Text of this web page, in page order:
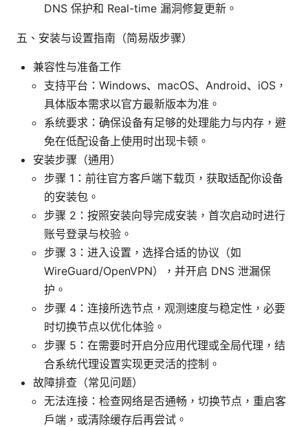
DNS 保护和 Real-time 漏洞修复更新。
五、安装与设置指南（简易版步骤）
兼容性与准备工作
支持平台：Windows、macOS、Android、iOS，
具体版本需求以官方最新版本为准。
系统要求：确保设备有足够的处理能力与内存，避
免在低配设备上使用时出现卡顿。
安装步骤（通用）
步骤 1：前往官方客户端下载页，获取适配你设备
的安装包。
步骤 2：按照安装向导完成安装，首次启动时进行
账号登录与校验。
步骤 3：进入设置，选择合适的协议（如
WireGuard/OpenVPN），并开启 DNS 泄漏保
护。
步骤 4：连接所选节点，观测速度与稳定性，必要
时切换节点以优化体验。
步骤 5：在需要时开启分应用代理或全局代理，结
合系统代理设置实现更灵活的控制。
故障排查（常见问题）
无法连接：检查网络是否通畅，切换节点，重启客
户端，或清除缓存后再尝试。